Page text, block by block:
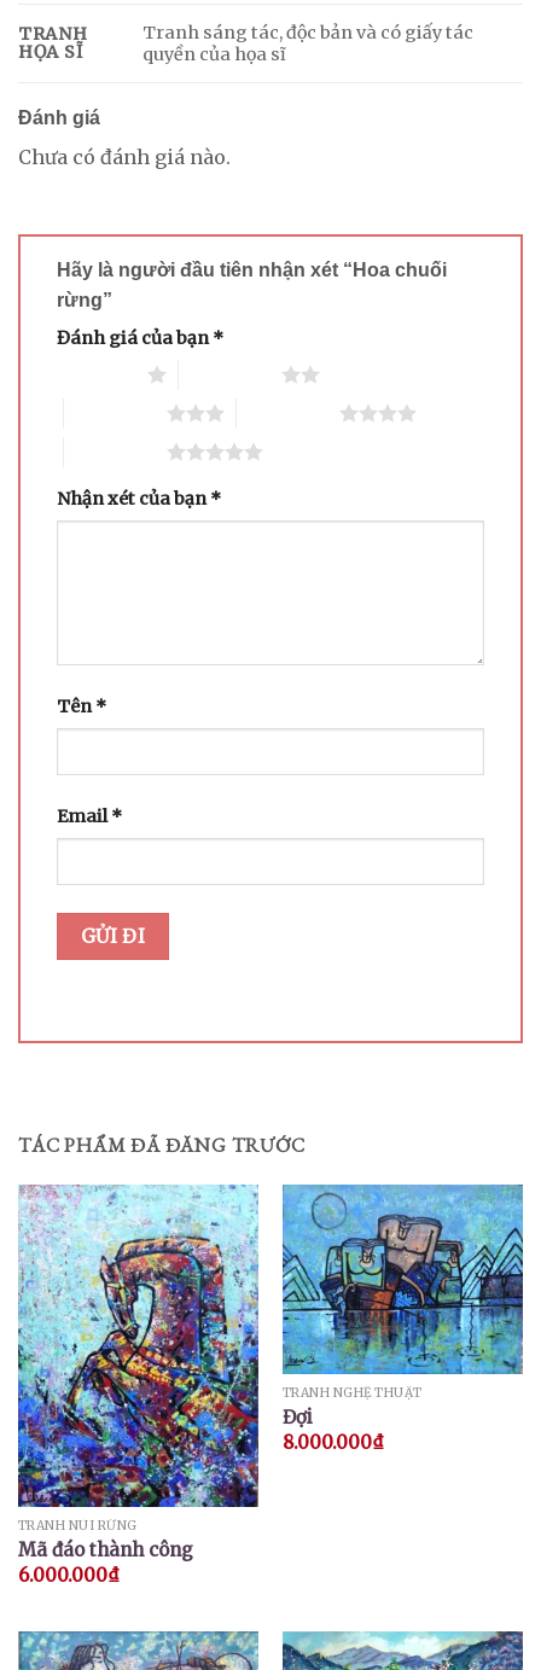
TRANH
HỌA SĨ
Tranh sáng tác, độc bản và có giấy tác
quyền của họa sĩ
Đánh giá
Chưa có đánh giá nào.
Hãy là người đầu tiên nhận xét “Hoa chuối
rừng”
Đánh giá của bạn*
Nhận xét của bạn*
Tên*
Email*
TÁC PHẨM ĐÃ ĐĂNG TRƯỚC
TRANH NÚI RỪNG
Mã đáo thành công
6.000.000₫
TRANH NGHỆ THUẬT
Đợi
8.000.000₫